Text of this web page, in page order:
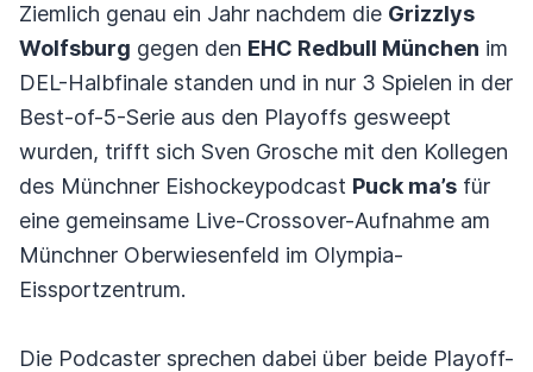
Ziemlich genau ein Jahr nachdem die Grizzlys
Wolfsburg gegen den EHC Redbull München im
DEL-Halbfinale standen und in nur 3 Spielen in der
Best-of-5-Serie aus den Playoffs gesweept
wurden, trifft sich Sven Grosche mit den Kollegen
des Münchner Eishockeypodcast Puck ma’s für
eine gemeinsame Live-Crossover-Aufnahme am
Münchner Oberwiesenfeld im Olympia-
Eissportzentrum.
Die Podcaster sprechen dabei über beide Playoff-